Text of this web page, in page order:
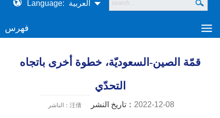
Language: العربية
فهرس
قمّة الصين-السعوديّة، خطوة أخرى باتجاه
التحدّي
الناشر：汪倩 تاريخ النشر： 2022-12-08